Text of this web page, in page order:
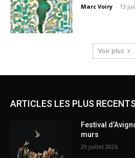
Marc Voiry - 13
Voir plus
ARTICLES LES PLUS RECENTS
Festival
murs
29 juillet 2026